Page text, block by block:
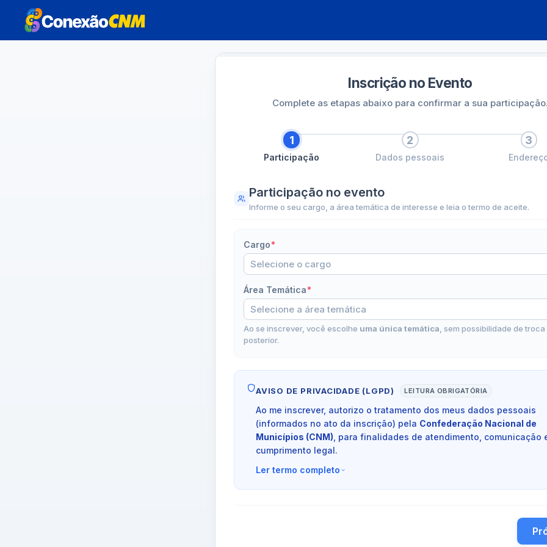
Inscrição no Evento
Complete as etapas abaixo para confirmar a sua participação.
1
Participação
2
Dados pessoais
3
Participação no evento
Informe o seu cargo, a área temática de interesse e leia o termo de aceite.
Cargo*
Área Temática*
Ao se inscrever, você escolhe uma única temática, sem possibilidade de troca
posterior.
AVISO DE PRIVACIDADE (LGPD) LEITURA OBRIGATÓRIA
Ao me inscrever, autorizo o tratamento dos meus dados pessoais
(informados no ato da inscrição) pela Confederação Nacional de
Municípios (CNM) , para finalidades de atendimento, comunicação
cumprimento legal.
Ler termo completo